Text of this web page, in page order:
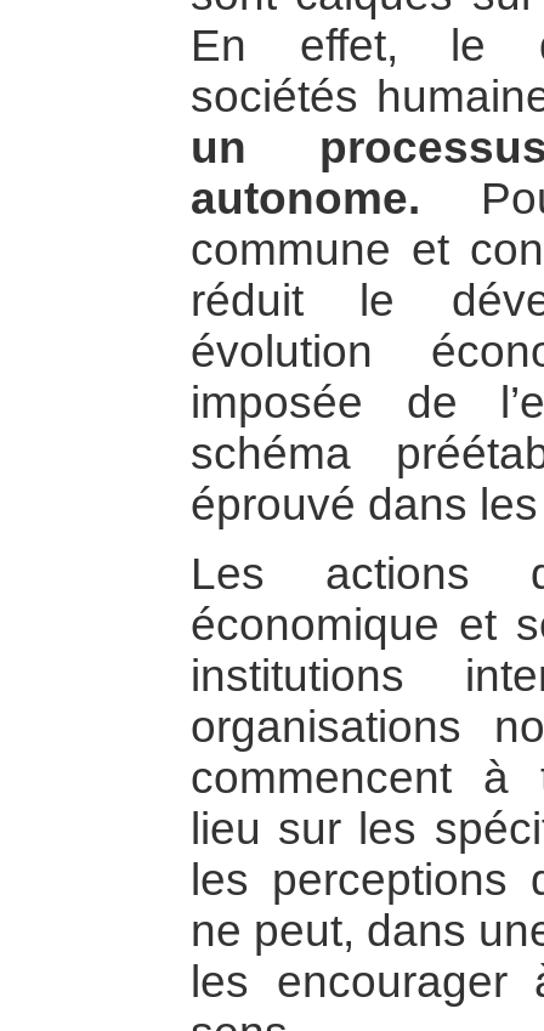
En effet, le
sociétés
un
autonome.
commune et
réduit le
évolution
imposée de
schéma
éprouvé dans
Les actions
économique et
institutions
organisations
commencent à
lieu sur les
les perceptions
ne peut, dans
les